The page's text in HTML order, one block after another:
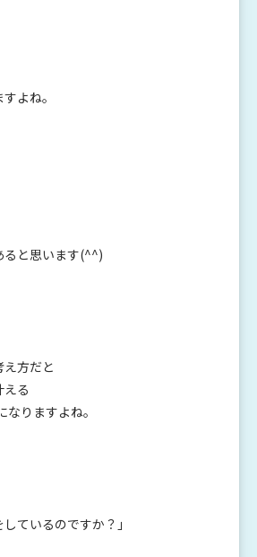
よね。
ると思います(^^)
方だと
る
なりますよね。
ているのですか？」